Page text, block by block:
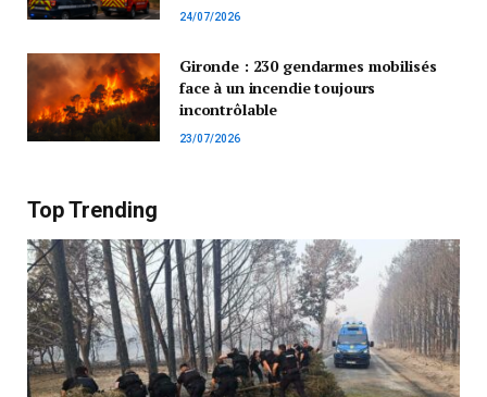
24/07/2026
Gironde : 230 gendarmes mobilisés
face à un incendie toujours
incontrôlable
23/07/2026
Top Trending